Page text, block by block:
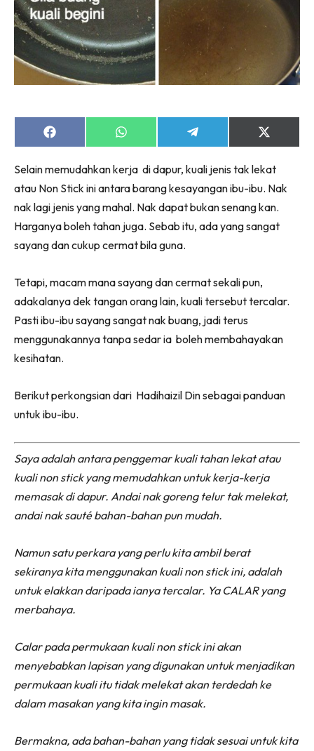
Share
on
Share
on
Share
on
Share
on
(Twitter)
Selain memudahkan kerja di dapur, kuali jenis tak lekat
atau Non Stick ini antara barang kesayangan ibu-ibu. Nak
nak lagi jenis yang mahal. Nak dapat bukan senang kan.
Harganya boleh tahan juga. Sebab itu, ada yang sangat
sayang dan cukup cermat bila guna.
Tetapi, macam mana sayang dan cermat sekali pun,
adakalanya dek tangan orang lain, kuali tersebut tercalar.
Pasti ibu-ibu sayang sangat nak buang, jadi terus
menggunakannya tanpa sedar ia boleh membahayakan
kesihatan.
Berikut perkongsian dari Hadihaizil Din sebagai panduan
untuk ibu-ibu.
Saya adalah antara penggemar kuali tahan lekat atau
kuali non stick yang memudahkan untuk kerja-kerja
memasak di dapur. Andai nak goreng telur tak melekat,
andai nak sauté bahan-bahan pun mudah.
Namun satu perkara yang perlu kita ambil berat
sekiranya kita menggunakan kuali non stick ini, adalah
untuk elakkan daripada ianya tercalar. Ya CALAR yang
merbahaya.
Calar pada permukaan kuali non stick ini akan
menyebabkan lapisan yang digunakan untuk menjadikan
permukaan kuali itu tidak melekat akan terdedah ke
dalam masakan yang kita ingin masak.
Bermakna, ada bahan-bahan yang tidak sesuai untuk kita